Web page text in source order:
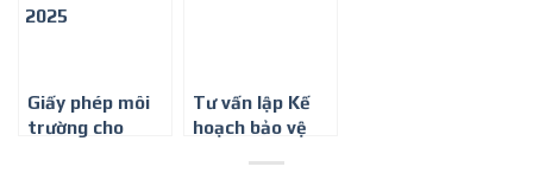
Giấy phép môi
trường cho
Tư vấn lập Kế
hoạch bảo vệ